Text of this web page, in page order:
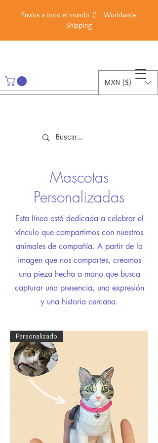
Envíos a todo el mundo // Worldwide
Shipping
MXN ($)
Mascotas
Personalizadas
Esta línea está dedicada a celebrar el
vínculo que compartimos con nuestros
animales de compañía. A partir de la
imagen que nos compartes, creamos
una pieza hecha a mano que busca
capturar una presencia, una expresión
y una historia cercana.
Personalizado